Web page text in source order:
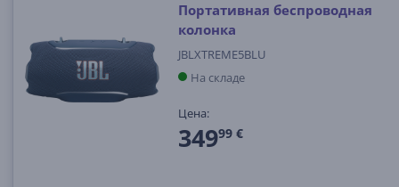
Портативная беспроводная
колонка
JBLXTREME5BLU
На складе
Цена:
34999 €